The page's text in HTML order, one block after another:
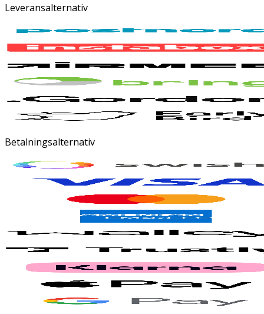
Leveransalternativ
Betalningsalternativ